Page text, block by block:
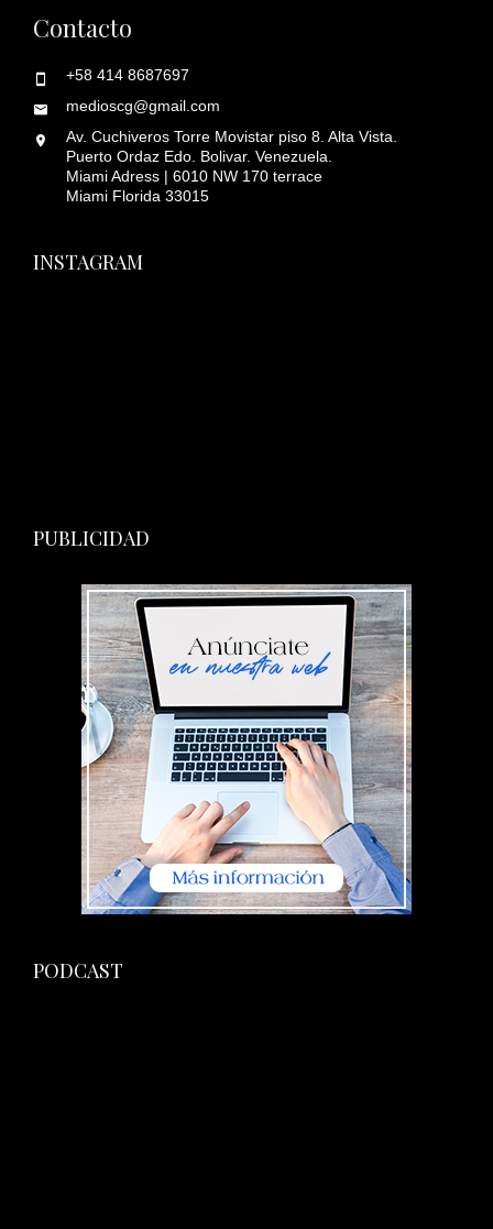
Contacto
+58 414 8687697
medioscg@gmail.com
Av. Cuchiveros Torre Movistar piso 8. Alta Vista.
Puerto Ordaz Edo. Bolivar. Venezuela.
Miami Adress | 6010 NW 170 terrace
Miami Florida 33015
INSTAGRAM
PUBLICIDAD
PODCAST